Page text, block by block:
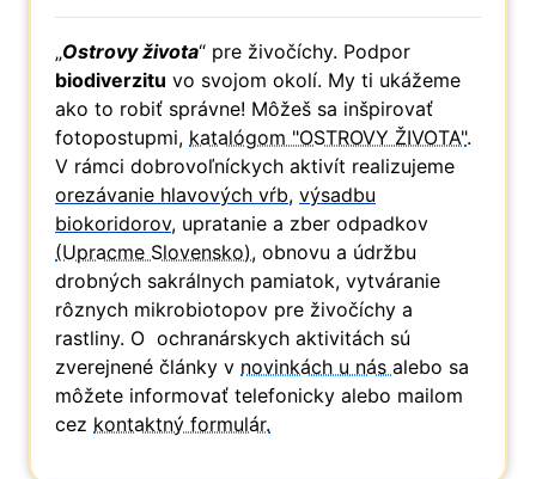
„Ostrovy života“ pre živočíchy. Podpor
biodiverzitu vo svojom okolí. My ti ukážeme
ako to robiť správne! Môžeš sa inšpirovať
fotopostupmi, katalógom "OSTROVY ŽIVOTA".
V rámci dobrovoľníckych aktivít realizujeme
orezávanie hlavových vŕb, výsadbu
biokoridorov, upratanie a zber odpadkov
(Upracme Slovensko), obnovu a údržbu
drobných sakrálnych pamiatok, vytváranie
rôznych mikrobiotopov pre živočíchy a
rastliny. O ochranárskych aktivitách sú
zverejnené články v novinkách u nás alebo sa
môžete informovať telefonicky alebo mailom
cez kontaktný formulár.